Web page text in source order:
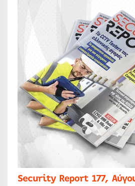
Security Report 177,